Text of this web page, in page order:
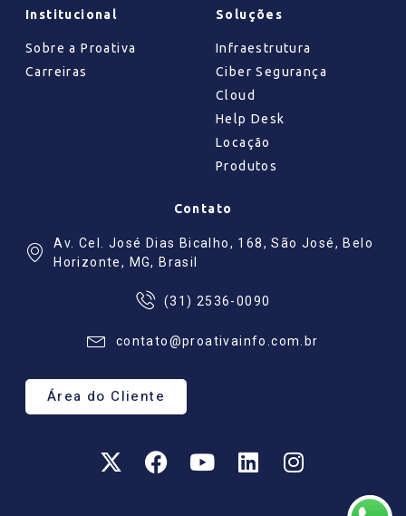
Institucional
Sobre a Proativa
Carreiras
Soluções
Infraestrutura
Ciber Segurança
Cloud
Help Desk
Locação
Produtos
Contato
Av. Cel. José Dias Bicalho, 168, São José, Belo
Horizonte, MG, Brasil
(31) 2536-0090
contato@proativainfo.com.br
Área do Cliente